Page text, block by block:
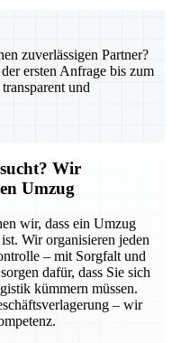
zuverlässigen Partner?
ersten Anfrage bis zum
und
Wir
Umzug
wir, dass ein Umzug
Wir organisieren jeden
– mit Sorgfalt und
dafür, dass Sie sich
kümmern müssen.
– wir